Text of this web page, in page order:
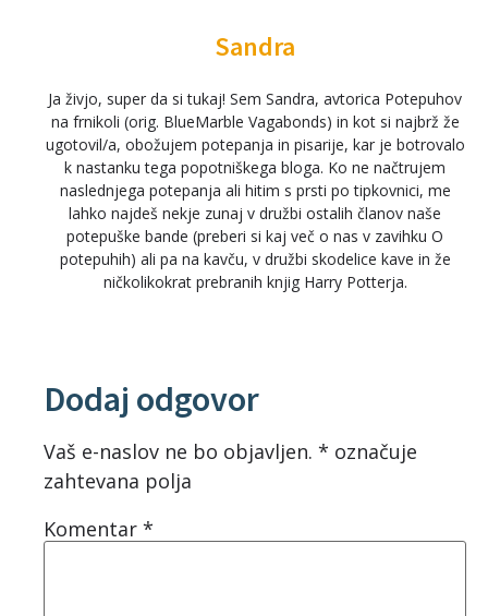
Sandra
Ja živjo, super da si tukaj! Sem Sandra, avtorica Potepuhov
na frnikoli (orig. BlueMarble Vagabonds) in kot si najbrž že
ugotovil/a, obožujem potepanja in pisarije, kar je botrovalo
k nastanku tega popotniškega bloga. Ko ne načtrujem
naslednjega potepanja ali hitim s prsti po tipkovnici, me
lahko najdeš nekje zunaj v družbi ostalih članov naše
potepuške bande (preberi si kaj več o nas v zavihku O
potepuhih) ali pa na kavču, v družbi skodelice kave in že
ničkolikokrat prebranih knjig Harry Potterja.
Dodaj odgovor
Vaš e-naslov ne bo objavljen. * označuje
zahtevana polja
Komentar *